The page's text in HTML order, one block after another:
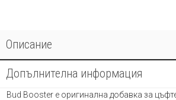
Описание
Допълнителна информация
Bud Booster е оригинална добавка за